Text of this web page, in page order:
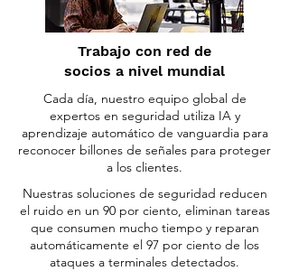
Trabajo con red de
socios a nivel mundial
Cada día, nuestro equipo global de
expertos en seguridad utiliza IA y
aprendizaje automático de vanguardia para
reconocer billones de señales para proteger
a los clientes.
Nuestras soluciones de seguridad reducen
el ruido en un 90 por ciento, eliminan tareas
que consumen mucho tiempo y reparan
automáticamente el 97 por ciento de los
ataques a terminales detectados.